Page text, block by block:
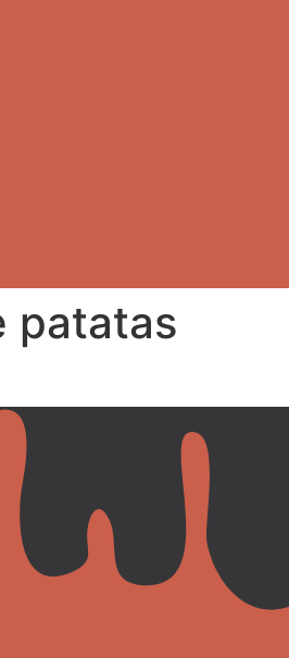
patatas